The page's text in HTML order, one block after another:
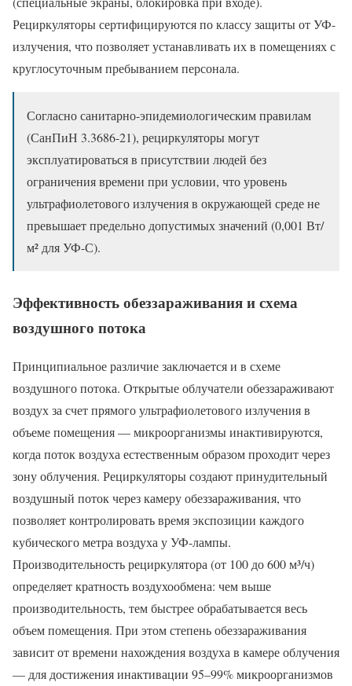
Рециркуляторы сертифицируются по классу защиты от УФ-
излучения, что позволяет устанавливать их в помещениях с
круглосуточным пребыванием персонала.
Согласно санитарно-эпидемиологическим правилам
(СанПиН 3.3686-21), рециркуляторы могут
эксплуатироваться в присутствии людей без
ограничения времени при условии, что уровень
ультрафиолетового излучения в окружающей среде не
превышает предельно допустимых значений (0,001 Вт/
м² для УФ-С).
Эффективность обеззараживания и схема
воздушного потока
Принципиальное различие заключается и в схеме
воздушного потока. Открытые облучатели обеззараживают
воздух за счет прямого ультрафиолетового излучения в
объеме помещения — микроорганизмы инактивируются,
когда поток воздуха естественным образом проходит через
зону облучения. Рециркуляторы создают принудительный
воздушный поток через камеру обеззараживания, что
позволяет контролировать время экспозиции каждого
кубического метра воздуха у УФ-лампы.
Производительность рециркулятора (от 100 до 600 м³/ч)
определяет кратность воздухообмена: чем выше
производительность, тем быстрее обрабатывается весь
объем помещения. При этом степень обеззараживания
зависит от времени нахождения воздуха в камере облучения
— для достижения инактивации 95–99% микроорганизмов